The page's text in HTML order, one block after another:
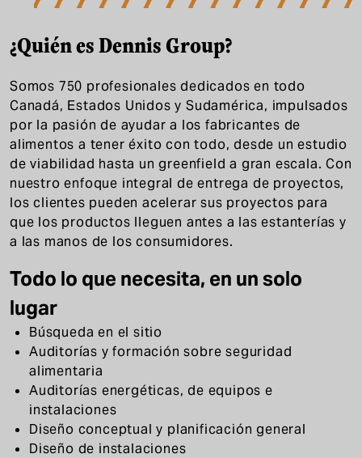
¿Quién es Dennis Group?
Somos 750 profesionales dedicados en todo
Canadá, Estados Unidos y Sudamérica, impulsados
por la pasión de ayudar a los fabricantes de
alimentos a tener éxito con todo, desde un estudio
de viabilidad hasta un greenfield a gran escala. Con
nuestro enfoque integral de entrega de proyectos,
los clientes pueden acelerar sus proyectos para
que los productos lleguen antes a las estanterías y
a las manos de los consumidores.
Todo lo que necesita, en un solo
lugar
Búsqueda en el sitio
Auditorías y formación sobre seguridad
alimentaria
Auditorías energéticas, de equipos e
instalaciones
Diseño conceptual y planificación general
Diseño de instalaciones